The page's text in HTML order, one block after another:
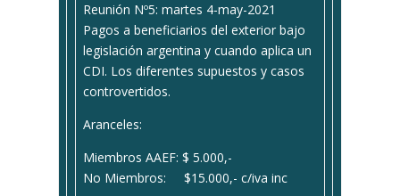
Reunión Nº5: martes 4-may-2021
Pagos a beneficiarios del exterior bajo
legislación argentina y cuando aplica un
CDI. Los diferentes supuestos y casos
controvertidos.
Aranceles:
Miembros AAEF: $ 5.000,-
No Miembros: $15.000,- c/iva inc